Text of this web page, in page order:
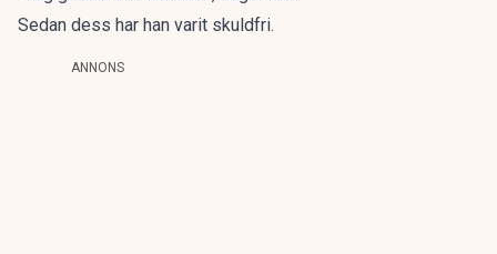
Sedan dess har han varit skuldfri.
ANNONS